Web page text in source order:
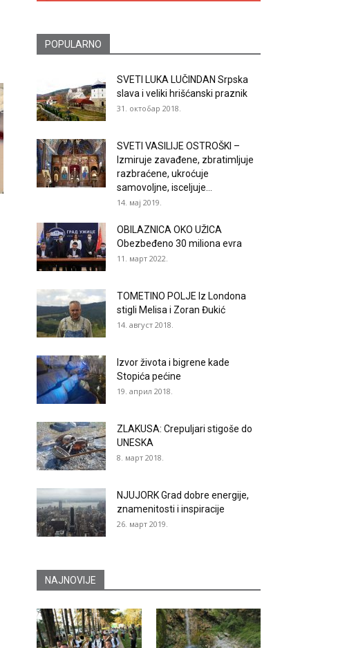
POPULARNO
SVETI LUKA LUČINDAN Srpska
slava i veliki hrišćanski praznik
31. октобар 2018.
SVETI VASILIJE OSTROŠKI –
Izmiruje zavađene, zbratimljuje
razbraćene, ukroćuje
samovoljne, isceljuje...
14. мај 2019.
OBILAZNICA OKO UŽICA
Obezbeđeno 30 miliona evra
11. март 2022.
TOMETINO POLJE Iz Londona
stigli Melisa i Zoran Đukić
14. август 2018.
Izvor života i bigrene kade
Stopića pećine
19. април 2018.
ZLAKUSA: Crepuljari stigoše do
UNESKA
8. март 2018.
NJUJORK Grad dobre energije,
znamenitosti i inspiracije
26. март 2019.
NAJNOVIJE